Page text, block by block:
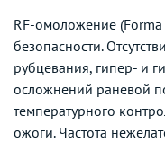
RF-омоложение
безопасности.
рубцевания, гипер- и
осложнений раневой
температурного
ожоги. Частота